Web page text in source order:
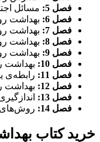
فصل 5:
مسائل
فصل 6:
بهداشت
فصل 7:
بهداشت
فصل 8:
بهداشت
فصل 9:
بهداشت
فصل 10:
بهداشت
فصل 11:
رابطه‌ی
فصل 12:
بهداشت
فصل 13:
فصل 14:
روش‌های
خرید کتاب